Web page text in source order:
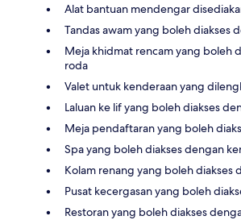
Alat bantuan mendengar
Tandas awam yang boleh diakses
Meja khidmat rencam yang boleh
roda
Valet untuk kenderaan yang
Laluan ke lif yang boleh diakses
Meja pendaftaran yang boleh
Spa yang boleh diakses dengan
Kolam renang yang boleh diakses
Pusat kecergasan yang boleh
Restoran yang boleh diakses